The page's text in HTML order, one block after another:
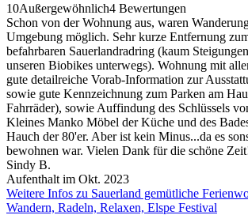
10Außergewöhnlich4 Bewertungen
Schon von der Wohnung aus, waren
Umgebung möglich. Sehr kurze Entfernung
befahrbaren Sauerlandradring (kaum
unseren Biobikes unterwegs). Wohnung mit
gute detailreiche Vorab-Information zur
sowie gute Kennzeichnung zum Parken am
Fahrräder), sowie Auffindung des Schlüssels
Kleines Manko Möbel der Küche und des
Hauch der 80'er. Aber ist kein Minus...da es
bewohnen war. Vielen Dank für die schöne
Sindy B.
Aufenthalt im Okt. 2023
Weitere Infos zu Sauerland gemütliche
Wandern, Radeln, Relaxen, Elspe Festival